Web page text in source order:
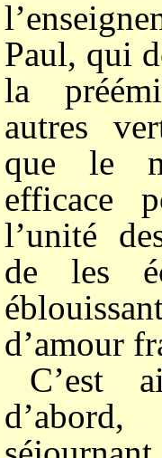
Paul, qui
la
autres
que le
efficace
l’unité
de les
d’amour
C’est